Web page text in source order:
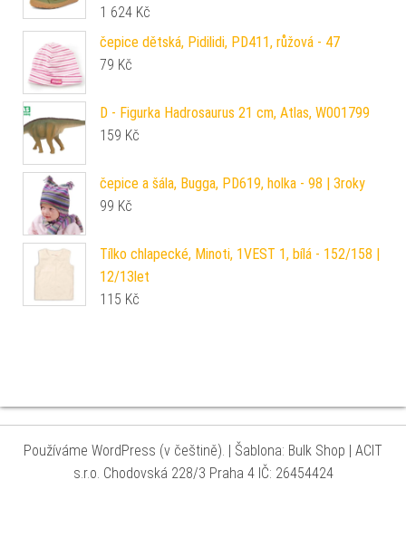
1 624 Kč
čepice dětská, Pidilidi, PD411, růžová - 47
79 Kč
D - Figurka Hadrosaurus 21 cm, Atlas, W001799
159 Kč
čepice a šála, Bugga, PD619, holka - 98 | 3roky
99 Kč
Tílko chlapecké, Minoti, 1VEST 1, bílá - 152/158 |
12/13let
115 Kč
Používáme WordPress (v češtině). Šablona: Bulk Shop
| ACIT
s.r.o. Chodovská 228/3 Praha 4 IČ: 26454424